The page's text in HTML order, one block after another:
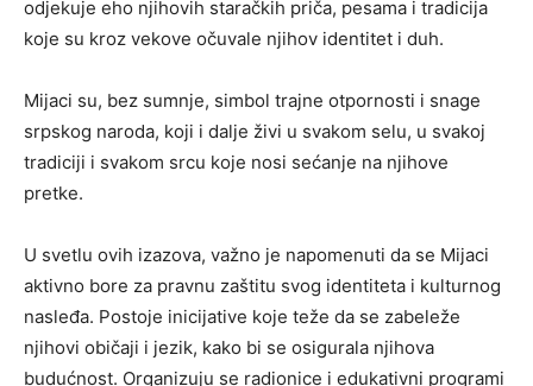
odjekuje eho njihovih staračkih priča, pesama i tradicija
koje su kroz vekove očuvale njihov identitet i duh.
Mijaci su, bez sumnje, simbol trajne otpornosti i snage
srpskog naroda, koji i dalje živi u svakom selu, u svakoj
tradiciji i svakom srcu koje nosi sećanje na njihove
pretke.
U svetlu ovih izazova, važno je napomenuti da se Mijaci
aktivno bore za pravnu zaštitu svog identiteta i kulturnog
nasleđa. Postoje inicijative koje teže da se zabeleže
njihovi običaji i jezik, kako bi se osigurala njihova
budućnost. Organizuju se radionice i edukativni programi